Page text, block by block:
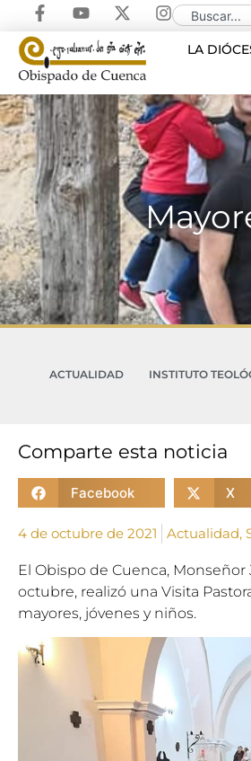
LA
ACTUALIDAD INSTITUTO
Comparte esta noticia
Facebook X
4 de octubre de 2021 Actualidad,
El Obispo de Cuenca, Monseñor
octubre, realizó una Visita
mayores, jóvenes y niños.